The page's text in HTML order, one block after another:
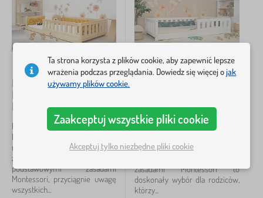
Wymiar łóżka
200x90 cm
160x80 cm
180x80 cm
200x120 cm
5
Niskie łóżko dziecięce
Montessori Ourbaby
Meadow - naturalne
Nowoczesne łóżko dziecięce
Montessori Meadow w
naturalnych odcieniach,
zaprojektowane zgodnie z
podstawowymi zasadami
Montessori, przyciągnie uwagę
wszystkich...
Meadow - białe
Stylowe dziecięce łóżko
kolorze zaprojektowane
zasadami Montessori to
doskonały wybór dla rodziców,
którzy...
Ta strona korzysta z plików cookie, aby zapewnić lepsze
wrażenia podczas przeglądania. Dowiedz się więcej ojak
używamy plików cookie.
Zaakceptuj wszystkie pliki cookie
Akceptuj tylko niezbędne pliki cookie